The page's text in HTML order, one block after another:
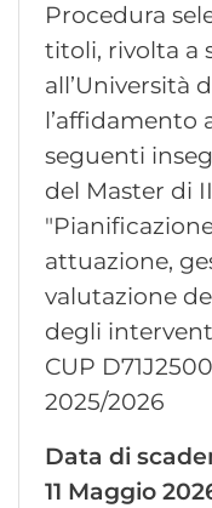
Procedura
titoli, rivolta a
all’Università
seguenti
del Master di
attuazione,
valutazione
degli
CUP
2025/2026
Data di
11 Maggio